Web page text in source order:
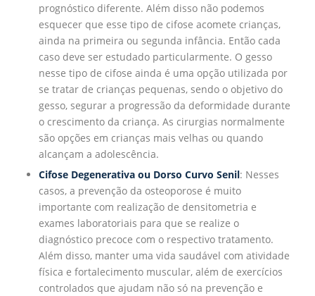
prognóstico diferente. Além disso não podemos
esquecer que esse tipo de cifose acomete crianças,
ainda na primeira ou segunda infância. Então cada
caso deve ser estudado particularmente. O gesso
nesse tipo de cifose ainda é uma opção utilizada por
se tratar de crianças pequenas, sendo o objetivo do
gesso, segurar a progressão da deformidade durante
o crescimento da criança. As cirurgias normalmente
são opções em crianças mais velhas ou quando
alcançam a adolescência.
Cifose Degenerativa ou Dorso Curvo Senil: Nesses
casos, a prevenção da osteoporose é muito
importante com realização de densitometria e
exames laboratoriais para que se realize o
diagnóstico precoce com o respectivo tratamento.
Além disso, manter uma vida saudável com atividade
física e fortalecimento muscular, além de exercícios
controlados que ajudam não só na prevenção e